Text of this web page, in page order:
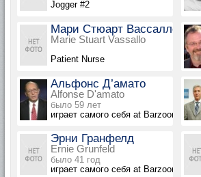
Jogger #2
Мари Стюарт Вассалло
Marie Stuart Vassallo
Patient Nurse
Альфонс Д’амато
Alfonse D'amato
было 59 лет
играет самого себя at Barzoon Party
Эрни Гранфелд
Ernie Grunfeld
было 41 год
играет самого себя at Barzoon Party